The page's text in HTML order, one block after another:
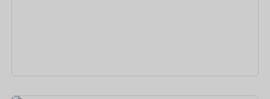
Tambah ke keranjang